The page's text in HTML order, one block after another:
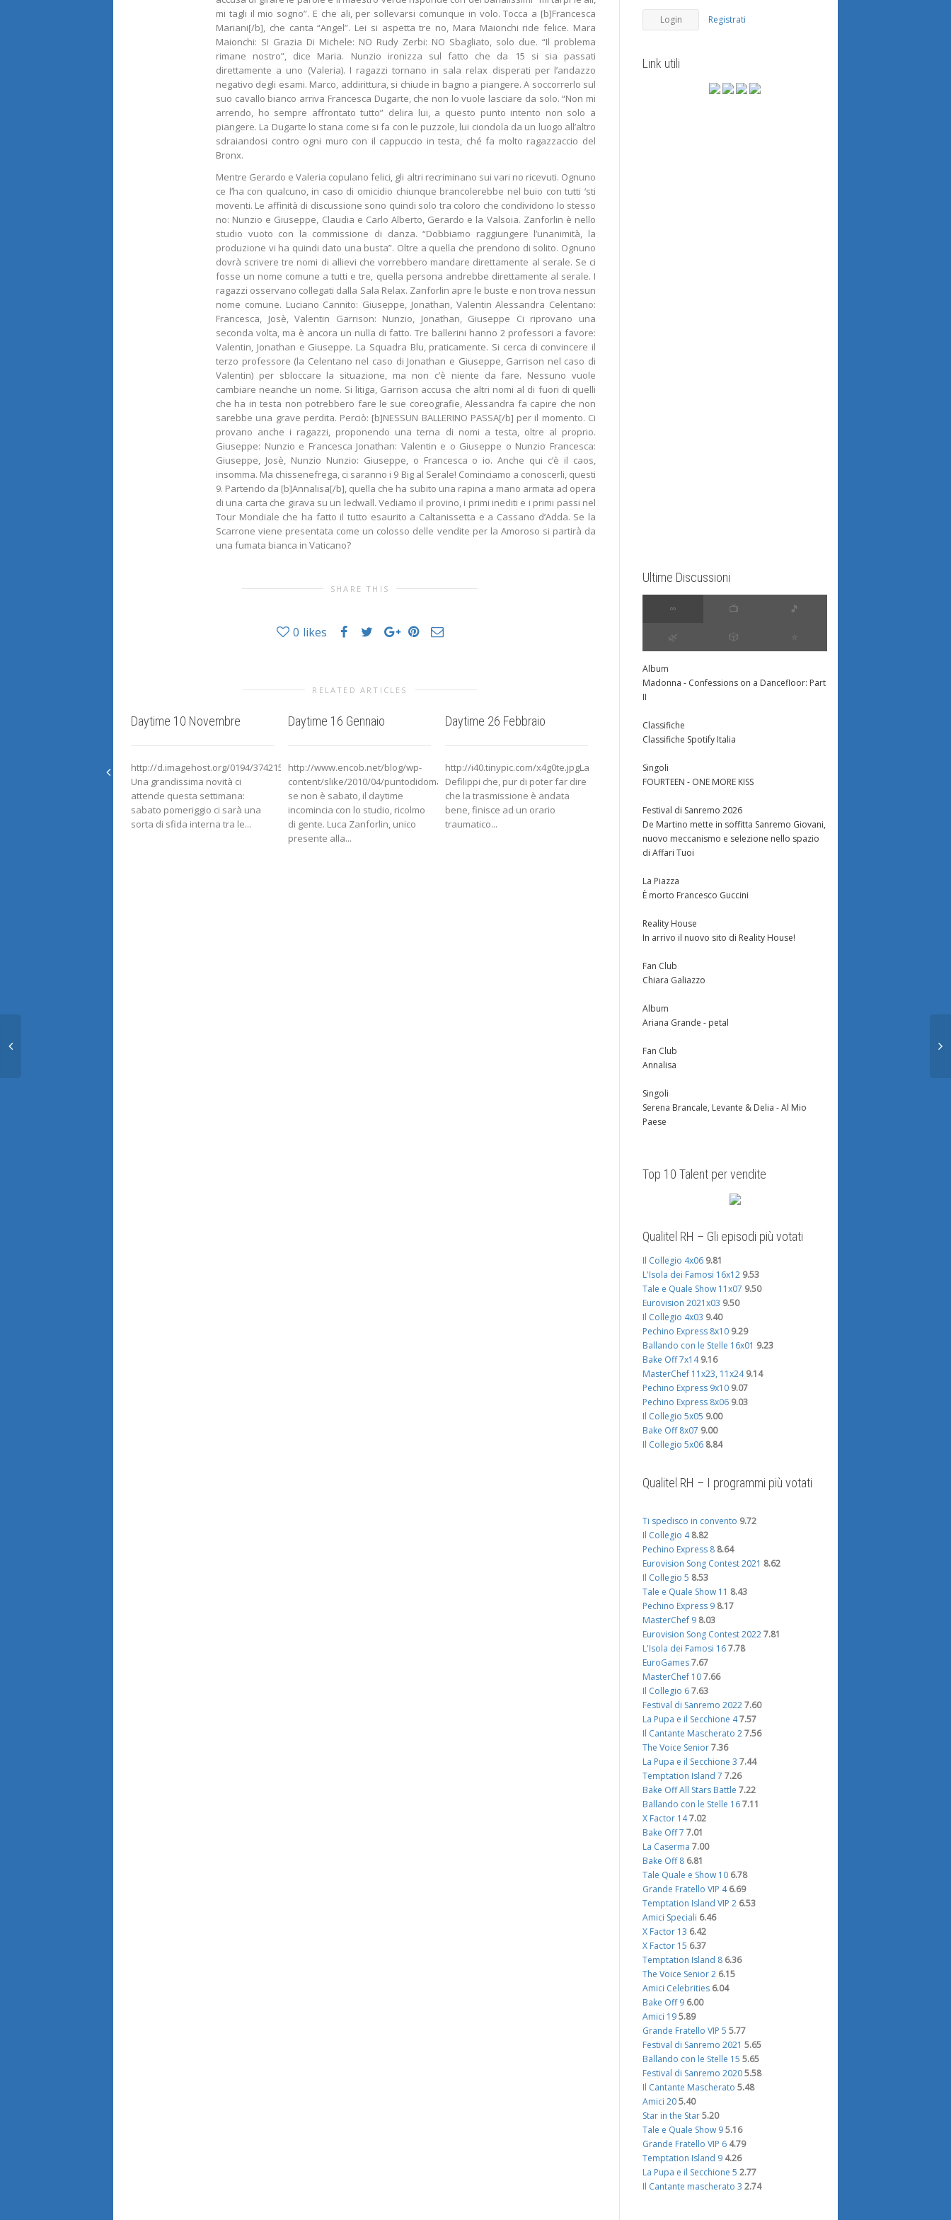
mi tagli il mio sogno”. E che ali, per sollevarsi comunque in volo. Tocca a [b]Francesca
Mariani[/b], che canta “Angel”. Lei si aspetta tre no, Mara Maionchi ride felice. Mara
Maionchi: SI Grazia Di Michele: NO Rudy Zerbi: NO Sbagliato, solo due. “Il problema
rimane nostro”, dice Maria. Nunzio ironizza sul fatto che da 15 si sia passati
direttamente a uno (Valeria). I ragazzi tornano in sala relax disperati per l’andazzo
negativo degli esami. Marco, addirittura, si chiude in bagno a piangere. A soccorrerlo sul
suo cavallo bianco arriva Francesca Dugarte, che non lo vuole lasciare da solo. “Non mi
arrendo, ho sempre affrontato tutto” delira lui, a questo punto intento non solo a
piangere. La Dugarte lo stana come si fa con le puzzole, lui ciondola da un luogo all’altro
sdraiandosi contro ogni muro con il cappuccio in testa, ché fa molto ragazzaccio del
Bronx.
Mentre Gerardo e Valeria copulano felici, gli altri recriminano sui vari no ricevuti. Ognuno
ce l’ha con qualcuno, in caso di omicidio chiunque brancolerebbe nel buio con tutti ‘sti
moventi. Le affinità di discussione sono quindi solo tra coloro che condividono lo stesso
no: Nunzio e Giuseppe, Claudia e Carlo Alberto, Gerardo e la Valsoia. Zanforlin è nello
studio vuoto con la commissione di danza. “Dobbiamo raggiungere l’unanimità, la
produzione vi ha quindi dato una busta”. Oltre a quella che prendono di solito. Ognuno
dovrà scrivere tre nomi di allievi che vorrebbero mandare direttamente al serale. Se ci
fosse un nome comune a tutti e tre, quella persona andrebbe direttamente al serale. I
ragazzi osservano collegati dalla Sala Relax. Zanforlin apre le buste e non trova nessun
nome comune. Luciano Cannito: Giuseppe, Jonathan, Valentin Alessandra Celentano:
Francesca, Josè, Valentin Garrison: Nunzio, Jonathan, Giuseppe Ci riprovano una
seconda volta, ma è ancora un nulla di fatto. Tre ballerini hanno 2 professori a favore:
Valentin, Jonathan e Giuseppe. La Squadra Blu, praticamente. Si cerca di convincere il
terzo professore (la Celentano nel caso di Jonathan e Giuseppe, Garrison nel caso di
Valentin) per sbloccare la situazione, ma non c’è niente da fare. Nessuno vuole
cambiare neanche un nome. Si litiga, Garrison accusa che altri nomi al di fuori di quelli
che ha in testa non potrebbero fare le sue coreografie, Alessandra fa capire che non
sarebbe una grave perdita. Perciò: [b]NESSUN BALLERINO PASSA[/b] per il momento. Ci
provano anche i ragazzi, proponendo una terna di nomi a testa, oltre al proprio.
Giuseppe: Nunzio e Francesca Jonathan: Valentin e o Giuseppe o Nunzio Francesca:
Giuseppe, Josè, Nunzio Nunzio: Giuseppe, o Francesca o io. Anche qui c’è il caos,
insomma. Ma chissenefrega, ci saranno i 9 Big al Serale! Cominciamo a conoscerli, questi
9. Partendo da [b]Annalisa[/b], quella che ha subito una rapina a mano armata ad opera
di una carta che girava su un ledwall. Vediamo il provino, i primi inediti e i primi passi nel
Tour Mondiale che ha fatto il tutto esaurito a Caltanissetta e a Cassano d’Adda. Se la
Scarrone viene presentata come un colosso delle vendite per la Amoroso si partirà da
una fumata bianca in Vaticano?
SHARE THIS
0 likes
RELATED ARTICLES
Daytime 10 Novembre
http://d.imagehost.org/0194/374215594v1_225x225_Front.jpg
Una grandissima novità ci
attende questa settimana:
sabato pomeriggio ci sarà una
sorta di sfida interna tra le...
Daytime 16 Gennaio
http://www.encob.net/blog/wp-
content/slike/2010/04/puntodidomanda.jpgAnche
se non è sabato, il daytime
incomincia con lo studio, ricolmo
di gente. Luca Zanforlin, unico
presente alla...
Daytime 26 Febbraio
http://i40.tinypic.com/x4g0te.jpgLa
Defilippi che, pur di poter far dire
che la trasmissione è andata
bene, finisce ad un orario
traumatico...
Raffaele vincitore? Così
chiede internet
I sondaggi danno il discusso
saprà solo domenica sera. E
uscirà una sola...
Due ore prima della...
Registrati
Link utili
Ultime Discussioni
∞ 📺 🎵
🌿 🎲 ⭐️
Album
Madonna - Confessions on a Dancefloor: Part
II
Classifiche
Classifiche Spotify Italia
Singoli
FOURTEEN - ONE MORE KISS
Festival di Sanremo 2026
De Martino mette in soffitta Sanremo Giovani,
nuovo meccanismo e selezione nello spazio
di Affari Tuoi
La Piazza
È morto Francesco Guccini
Reality House
In arrivo il nuovo sito di Reality House!
Fan Club
Chiara Galiazzo
Album
Ariana Grande - petal
Fan Club
Annalisa
Singoli
Serena Brancale, Levante & Delia - Al Mio
Paese
Top 10 Talent per vendite
Qualitel RH – Gli episodi più votati
Il Collegio 4x06 9.81
L'Isola dei Famosi 16x12 9.53
Tale e Quale Show 11x07 9.50
Eurovision 2021x03 9.50
Il Collegio 4x03 9.40
Pechino Express 8x10 9.29
Ballando con le Stelle 16x01 9.23
Bake Off 7x14 9.16
MasterChef 11x23, 11x24 9.14
Pechino Express 9x10 9.07
Pechino Express 8x06 9.03
Il Collegio 5x05 9.00
Bake Off 8x07 9.00
Il Collegio 5x06 8.84
Qualitel RH – I programmi più votati
Ti spedisco in convento 9.72
Il Collegio 4 8.82
Pechino Express 8 8.64
Eurovision Song Contest 2021 8.62
Il Collegio 5 8.53
Tale e Quale Show 11 8.43
Pechino Express 9 8.17
MasterChef 9 8.03
Eurovision Song Contest 20227.81
L'Isola dei Famosi 167.78
EuroGames7.67
MasterChef 107.66
Il Collegio 67.63
Festival di Sanremo 20227.60
La Pupa e il Secchione 47.57
Il Cantante Mascherato 27.56
The Voice Senior7.36
La Pupa e il Secchione 3 7.44
Temptation Island 7 7.26
Bake Off All Stars Battle 7.22
Ballando con le Stelle 167.11
X Factor 147.02
Bake Off 7 7.01
La Caserma 7.00
Bake Off 8 6.81
Tale Quale e Show 10 6.78
Grande Fratello VIP 4 6.69
Temptation Island VIP 2 6.53
Amici Speciali 6.46
X Factor 13 6.42
X Factor 15 6.37
Temptation Island 8 6.36
The Voice Senior 2 6.15
Amici Celebrities 6.04
Bake Off 9 6.00
Amici 195.89
Grande Fratello VIP 5 5.77
Festival di Sanremo 2021 5.65
Ballando con le Stelle 15 5.65
Festival di Sanremo 20205.58
Il Cantante Mascherato 5.48
Amici 205.40
Star in the Star5.20
Tale e Quale Show 95.16
Grande Fratello VIP 6 4.79
Temptation Island 9 4.26
La Pupa e il Secchione 5 2.77
Il Cantante mascherato 3 2.74